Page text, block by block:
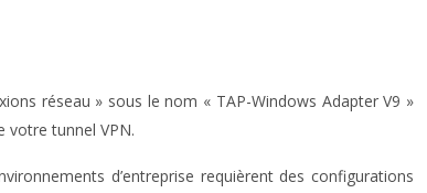
réseau » sous le nom « TAP-Windows Adapter V9 »
votre tunnel VPN.
d’entreprise requièrent des configurations